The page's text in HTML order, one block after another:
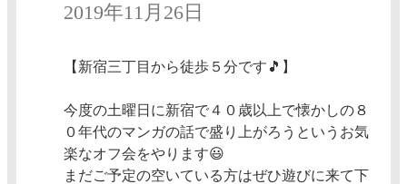
2019年11月26日
【新宿三丁目から徒歩５分です🎵】
今度の土曜日に新宿で４０歳以上で懐かしの８
０年代のマンガの話で盛り上がろうというお気
楽なオフ会をやります😃
まだご予定の空いている方はぜひ遊びに来て下